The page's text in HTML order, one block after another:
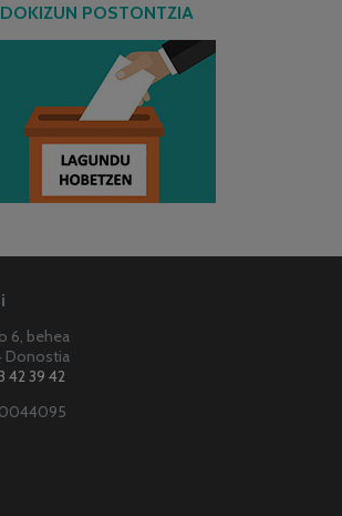
POSTONTZIA
6, behea
Donostia
42 39 42